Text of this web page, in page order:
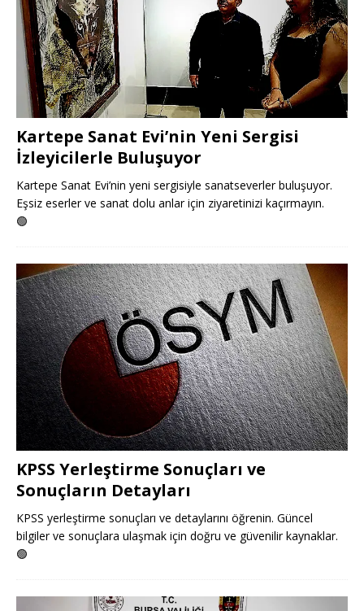
Kartepe Sanat Evi’nin Yeni Sergisi
İzleyicilerle Buluşuyor
Kartepe Sanat Evi’nin yeni sergisiyle sanatseverler buluşuyor.
Eşsiz eserler ve sanat dolu anlar için ziyaretinizi kaçırmayın.
🟢
KPSS Yerleştirme Sonuçları ve
Sonuçların Detayları
KPSS yerleştirme sonuçları ve detaylarını öğrenin. Güncel
bilgiler ve sonuçlara ulaşmak için doğru ve güvenilir kaynaklar.
🟢